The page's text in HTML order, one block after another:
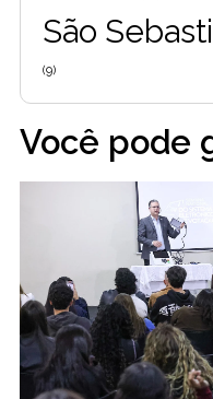
São
(9)
Você pode